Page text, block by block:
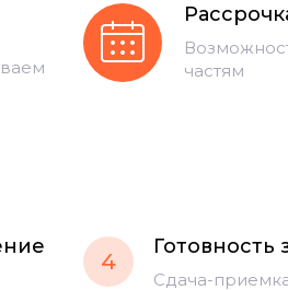
частям
4
Готовность
Сдача-